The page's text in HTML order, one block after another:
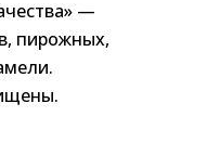
—
пирожных,